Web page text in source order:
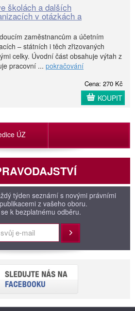
školách a dalších
v otázkách a
zaměstnancům a účetním
– státních i těch zřizovaných
celky. Úvodní část obsahuje výtah z
pracovní ... pokračování
Cena: 270 Kč
KOUPIT
ÚZ
týden seznámí s novými právními
z vašeho oboru.
k bezplatnému odběru.
Přihlásit